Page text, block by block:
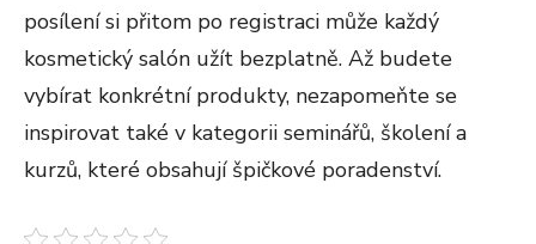
posílení si přitom po registraci může každý
kosmetický salón užít bezplatně. Až budete
vybírat konkrétní produkty, nezapomeňte se
inspirovat také v kategorii seminářů, školení a
kurzů, které obsahují špičkové poradenství.